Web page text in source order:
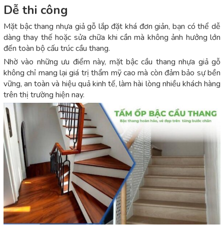
Dễ thi công
Mặt bậc thang nhựa giả gỗ lắp đặt khá đơn giản, bạn có thể dễ
dàng thay thế hoặc sửa chữa khi cần mà không ảnh hưởng lớn
đến toàn bộ cấu trúc cầu thang.
Nhờ vào những ưu điểm này, mặt bậc cầu thang nhựa giả gỗ
không chỉ mang lại giá trị thẩm mỹ cao mà còn đảm bảo sự bền
vững, an toàn và hiệu quả kinh tế, làm hài lòng nhiều khách hàng
trên thị trường hiện nay.